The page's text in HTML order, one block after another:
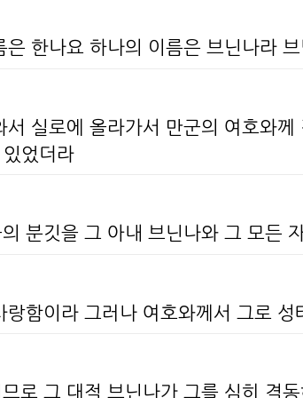
한나요 하나의 이름은 브닌나라
실로에 올라가서 만군의 여호와
었더라
분깃을 그 아내 브닌나와 그 모든
함이라 그러나 여호와께서 그로 성
로 그 대적 브닌나가 그를 심히 격